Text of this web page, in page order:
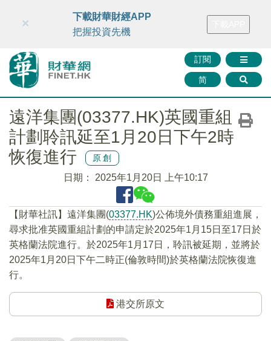
財華智庫網 FINTV FINMETA 財華證券 媒體矩陣
訂閱
简
×
下載財華財經APP
把握投資先機
遠洋集團(03377.HK)英國重組
計劃聆訊延至1月20日下午2時
恢復進行
原創
日期： 2025年1月20日 上午10:17
【財華社訊】遠洋集團(03377.HK)公佈境外債務重組進展，
尋求批准英國重組計劃的申請定於2025年1月15日至17日於
英格蘭法院進行。於2025年1月17日，聆訊被延期，並將於
2025年1月20日下午二時正(倫敦時間)於英格蘭法院恢復進
行。
港交所原文